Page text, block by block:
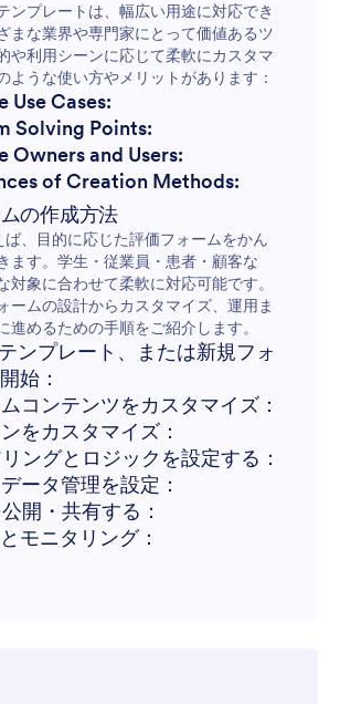
ンプレートは、幅広い用途に対応でき
まな業界や専門家にとって価値あるツ
や利用シーンに応じて柔軟にカスタマ
ような使い方やメリットがあります：
Use Cases:
Solving Points:
Owners and Users:
of Creation Methods:
の作成方法
、目的に応じた評価フォームをかん
ます。学生・従業員・患者・顧客な
対象に合わせて柔軟に対応可能です。
ームの設計からカスタマイズ、運用ま
進めるための手順をご紹介します。
ンプレート、または新規フォ
始：
コンテンツをカスタマイズ：
をカスタマイズ：
ングとロジックを設定する：
ータ管理を設定：
開・共有する：
モニタリング：